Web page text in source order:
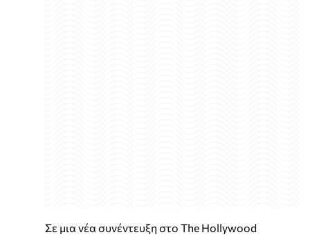
Σε μια νέα συνέντευξη στο The Hollywood